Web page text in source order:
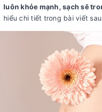
luôn khỏe mạnh, sạch sẽ
hiểu chi tiết trong bài viết